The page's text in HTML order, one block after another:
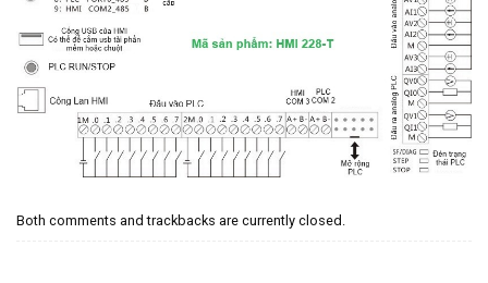
Both comments and trackbacks are currently closed.